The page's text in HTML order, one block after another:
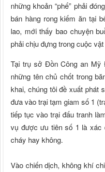
những khoản “phế” phải
bán hàng rong kiếm ăn tại
lao, mới thấy bao chuyện
phải chịu đựng trong cuộc
Tại trụ sở Đồn Công an Mỹ
những tên chủ chốt trong
khai, chúng tôi đề xuất phát
đưa vào trại tạm giam số 1
tiếp tục vào trại đấu tranh
vụ được ưu tiên số 1 là xác
cháy hay không.
Vào chiến dịch, không khí